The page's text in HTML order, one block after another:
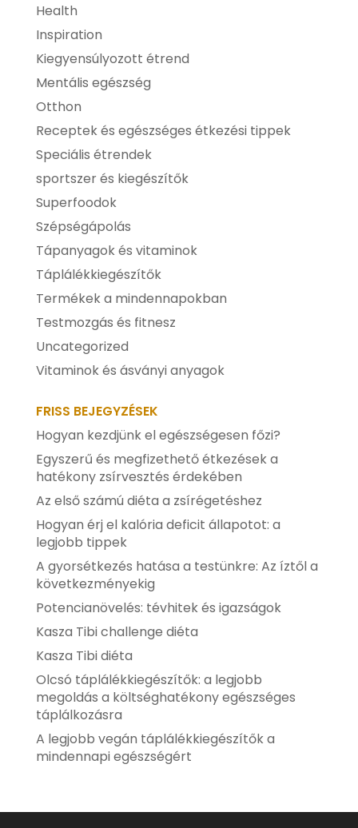
Health
Inspiration
Kiegyensúlyozott étrend
Mentális egészség
Otthon
Receptek és egészséges étkezési tippek
Speciális étrendek
sportszer és kiegészítők
Superfoodok
Szépségápolás
Tápanyagok és vitaminok
Táplálékkiegészítők
Termékek a mindennapokban
Testmozgás és fitnesz
Uncategorized
Vitaminok és ásványi anyagok
FRISS BEJEGYZÉSEK
Hogyan kezdjünk el egészségesen főzi?
Egyszerű és megfizethető étkezések a
hatékony zsírvesztés érdekében
Az első számú diéta a zsírégetéshez
Hogyan érj el kalória deficit állapotot: a
legjobb tippek
A gyorsétkezés hatása a testünkre: Az íztől a
következményekig
Potencianövelés: tévhitek és igazságok
Kasza Tibi challenge diéta
Kasza Tibi diéta
Olcsó táplálékkiegészítők: a legjobb
megoldás a költséghatékony egészséges
táplálkozásra
A legjobb vegán táplálékkiegészítők a
mindennapi egészségért